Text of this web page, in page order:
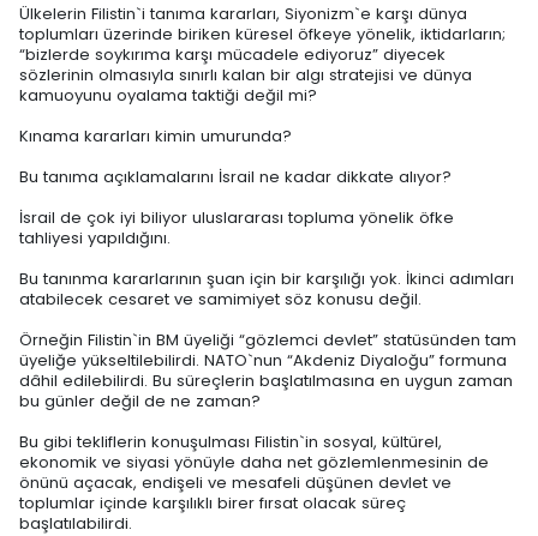
Ülkelerin Filistin`i tanıma kararları, Siyonizm`e karşı dünya
toplumları üzerinde biriken küresel öfkeye yönelik, iktidarların;
“bizlerde soykırıma karşı mücadele ediyoruz” diyecek
sözlerinin olmasıyla sınırlı kalan bir algı stratejisi ve dünya
kamuoyunu oyalama taktiği değil mi?
Kınama kararları kimin umurunda?
Bu tanıma açıklamalarını İsrail ne kadar dikkate alıyor?
İsrail de çok iyi biliyor uluslararası topluma yönelik öfke
tahliyesi yapıldığını.
Bu tanınma kararlarının şuan için bir karşılığı yok. İkinci adımları
atabilecek cesaret ve samimiyet söz konusu değil.
Örneğin Filistin`in BM üyeliği “gözlemci devlet” statüsünden tam
üyeliğe yükseltilebilirdi. NATO`nun “Akdeniz Diyaloğu” formuna
dâhil edilebilirdi. Bu süreçlerin başlatılmasına en uygun zaman
bu günler değil de ne zaman?
Bu gibi tekliflerin konuşulması Filistin`in sosyal, kültürel,
ekonomik ve siyasi yönüyle daha net gözlemlenmesinin de
önünü açacak, endişeli ve mesafeli düşünen devlet ve
toplumlar içinde karşılıklı birer fırsat olacak süreç
başlatılabilirdi.